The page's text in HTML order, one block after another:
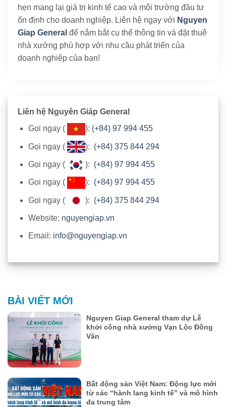
hẹn mang lại giá trị kinh tế cao và môi trường đầu tư
ổn định cho doanh nghiệp. Liên hệ ngay với Nguyen
Giap General để nắm bắt cụ thể thông tin và đặt thuê
nhà xưởng phù hợp với nhu cầu phát triển của
doanh nghiệp của bạn!
Liên hệ Nguyên Giáp General
Gọi ngay (
): (+84) 97 994 455
Gọi ngay ( ): (+84) 375 844 294
Gọi ngay ( ): (+84) 97 994 455
Gọi ngay ( ): (+84) 97 994 455
Gọi ngay ( ): (+84) 375 844 294
Website: nguyengiap.vn
Email: info@nguyengiap.vn
BÀI VIẾT MỚI
Nguyen Giap General tham dự Lễ
khởi công nhà xưởng Vạn Lộc Đồng
Văn
Bất động sản Việt Nam: Động lực mới
từ các “hành lang kinh tế” và mô hình
đa trung tâm